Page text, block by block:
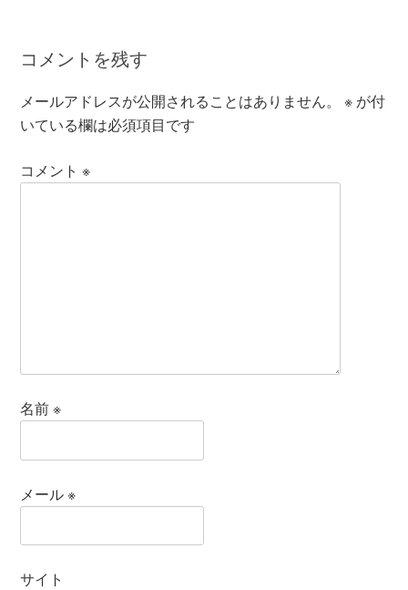
コメントを残す
メールアドレスが公開されることはありません。 ※ が付
いている欄は必須項目です
コメント※
名前※
メール※
サイト